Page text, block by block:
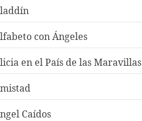
con Ángeles
en el País de las Maravillas
Caídos